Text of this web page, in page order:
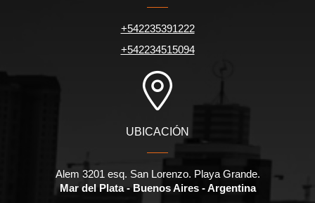
+542235391222
+542234515094
UBICACIÓN
Alem 3201 esq. San Lorenzo. Playa Grande.
Mar del Plata - Buenos Aires - Argentina